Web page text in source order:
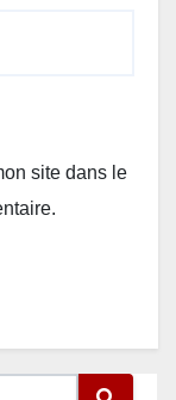
site dans le